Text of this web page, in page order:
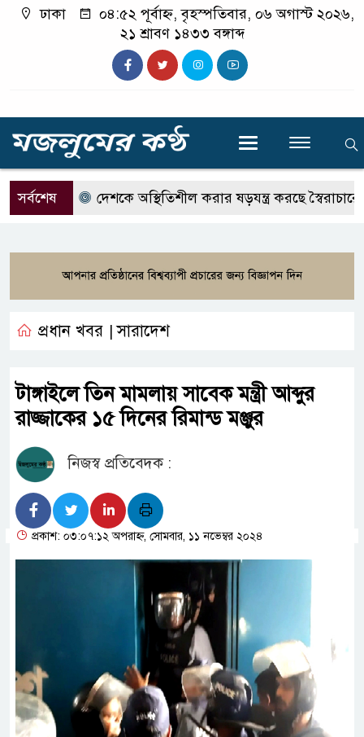
ঢাকা
০৪:৫২ পূর্বাহ্ন, বৃহস্পতিবার, ০৬ অগাস্ট ২০২৬,
২১ শ্রাবণ ১৪৩৩ বঙ্গাব্দ
সর্বশেষ দেশকে অস্থিতিশীল করার ষড়যন্ত্র করছে স্বৈরাচারের
প্রধান খবর |সারাদেশ
টাঙ্গাইলে তিন মামলায় সাবেক মন্ত্রী আব্দুর
রাজ্জাকের ১৫ দিনের রিমান্ড মঞ্জুর
নিজস্ব প্রতিবেদক :
প্রকাশ: ০৩:০৭:১২ অপরাহ্ন, সোমবার, ১১ নভেম্বর ২০২৪